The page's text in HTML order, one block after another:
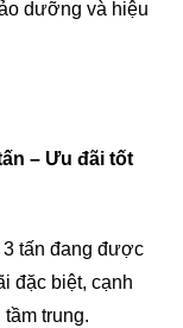
dưỡng và hiệu
– Ưu đãi tốt
3 tấn đang được
đặc biệt, cạnh
trung.